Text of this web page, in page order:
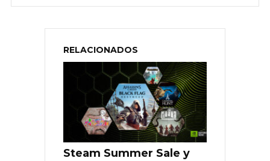
RELACIONADOS
Steam Summer Sale y